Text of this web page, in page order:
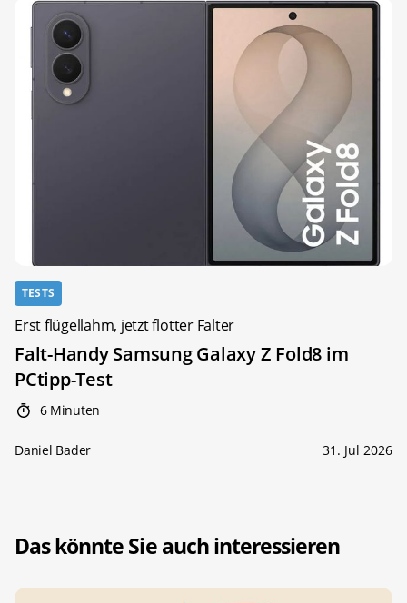
TESTS
Erst flügellahm, jetzt flotter Falter
Falt-Handy Samsung Galaxy Z Fold8 im
PCtipp-Test
6 Minuten
Daniel Bader 31. Jul 2026
Das könnte Sie auch interessieren